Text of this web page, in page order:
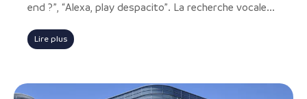
end ?”, “Alexa, play despacito”. La recherche vocale...
Lire plus